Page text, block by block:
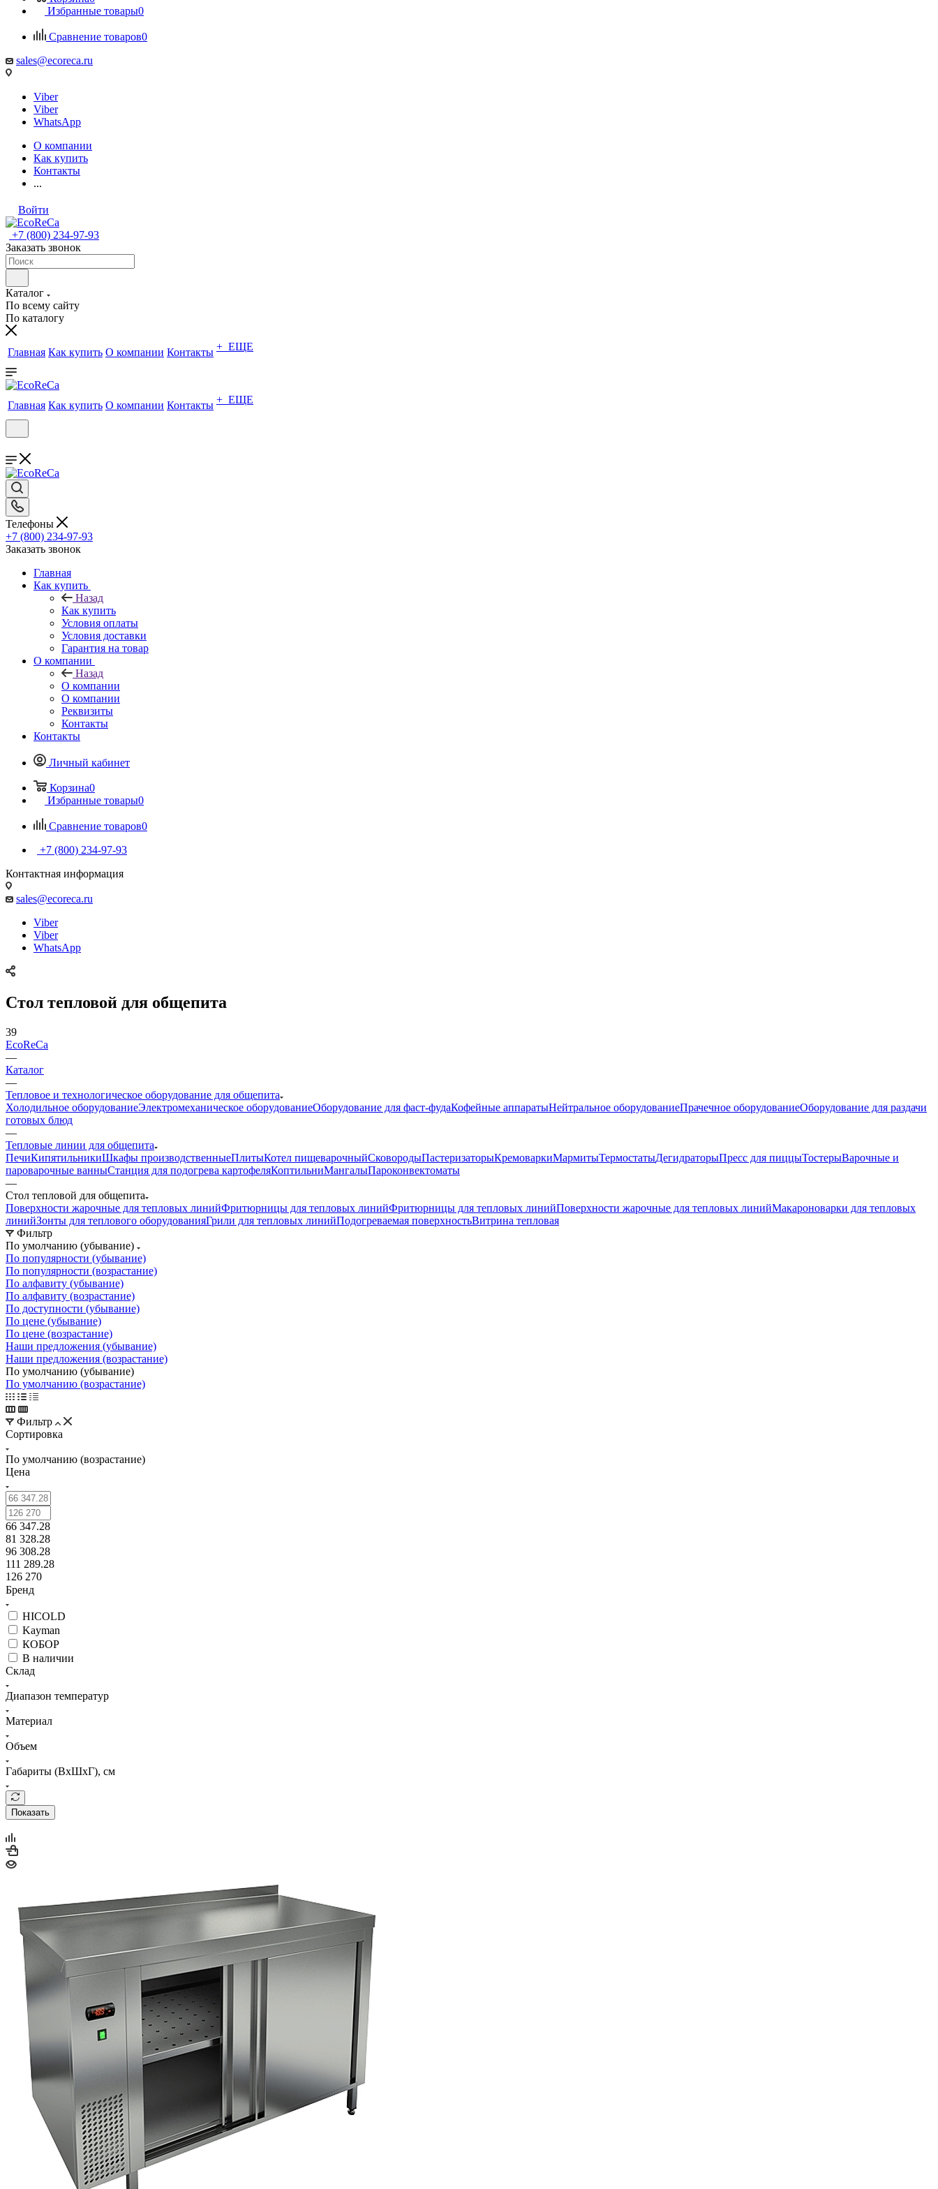
Избранные товары0
Сравнение товаров0
sales@ecoreca.ru
Viber
Viber
WhatsApp
О компании
Как купить
Контакты
...
Войти
+7 (800) 234-97-93
Заказать звонок
Каталог
По всему сайту
По каталогу
Главная Как купить О компании Контакты + ЕЩЕ
Главная Как купить О компании Контакты + ЕЩЕ
Телефоны
+7 (800) 234-97-93
Заказать звонок
Главная
Как купить
Назад
Как купить
Условия оплаты
Условия доставки
Гарантия на товар
О компании
Назад
О компании
О компании
Реквизиты
Контакты
Контакты
Личный кабинет
Корзина0
Избранные товары0
Сравнение товаров0
+7 (800) 234-97-93
Контактная информация
sales@ecoreca.ru
Viber
Viber
WhatsApp
Стол тепловой для общепита
39
EcoReCa
—
Каталог
—
Тепловое и технологическое оборудование для общепита
Холодильное оборудованиеЭлектромеханическое оборудованиеОборудование для фаст-фудаКофейные аппаратыНейтральное оборудованиеПрачечное оборудованиеОборудование для раздачи
готовых блюд
—
Тепловые линии для общепита
ПечиКипятильникиШкафы производственныеПлитыКотел пищеварочныйСковородыПастеризаторыКремоваркиМармитыТермостатыДегидраторыПресс для пиццыТостерыВарочные и
пароварочные ванныСтанция для подогрева картофеляКоптильниМангалыПароконвектоматы
—
Стол тепловой для общепита
Поверхности жарочные для тепловых линийФритюрницы для тепловых линийФритюрницы для тепловых линийПоверхности жарочные для тепловых линийМакароноварки для тепловых
линийЗонты для теплового оборудованияГрили для тепловых линийПодогреваемая поверхностьВитрина тепловая
Фильтр
По умолчанию (убывание)
По популярности (убывание)
По популярности (возрастание)
По алфавиту (убывание)
По алфавиту (возрастание)
По доступности (убывание)
По цене (убывание)
По цене (возрастание)
Наши предложения (убывание)
Наши предложения (возрастание)
По умолчанию (убывание)
По умолчанию (возрастание)
Фильтр
Сортировка
По умолчанию (возрастание)
Цена
66 347.28
81 328.28
96 308.28
111 289.28
126 270
Бренд
HICOLD
Kayman
КОБОР
В наличии
Склад
Диапазон температур
Материал
Объем
Габариты (ВхШхГ), см
Показать